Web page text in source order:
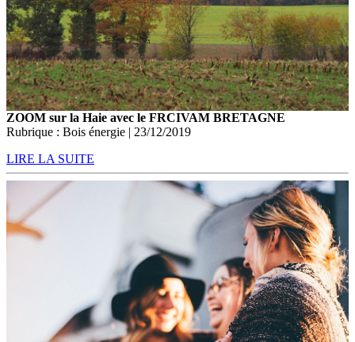
ZOOM sur la Haie avec le FRCIVAM BRETAGNE
Rubrique : Bois énergie | 23/12/2019
LIRE LA SUITE